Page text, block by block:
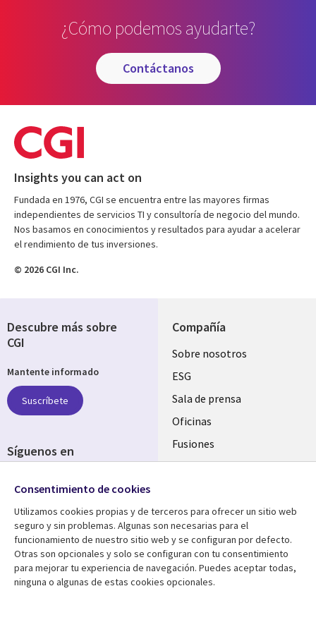
¿Cómo podemos ayudarte?
contáctanos
Insights you can act on
Fundada en 1976, CGI se encuentra entre las mayores firmas
independientes de servicios TI y consultoría de negocio del mundo.
Nos basamos en conocimientos y resultados para ayudar a acelerar
el rendimiento de tus inversiones.
© 2026 CGI Inc.
Compañía
Useful
links
SPAIN
Sobre nosotros
ESG
Sala de prensa
Oficinas
Fusiones
Inversores
Centro de Recursos
Library
Links
Artículos
Blogs
Ayuda
Legal
SPAIN
Aviso Legal
Política de Privacidad
Descubre más sobre
CGI
Mantente informado
Suscríbete
Síguenos en
Media
SPAIN
Consentimiento de cookies
Utilizamos cookies propias y de terceros para ofrecer un sitio web
seguro y sin problemas. Algunas son necesarias para el
funcionamiento de nuestro sitio web y se configuran por defecto.
Otras son opcionales y solo se configuran con tu consentimiento
para mejorar tu experiencia de navegación. Puedes aceptar todas,
ninguna o algunas de estas cookies opcionales.